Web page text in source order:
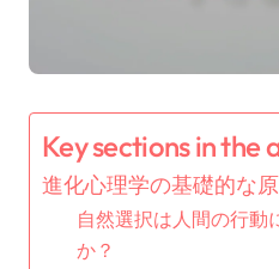
Key sections in the
進化心理学の基礎的な
自然選択は人間の行動
か？